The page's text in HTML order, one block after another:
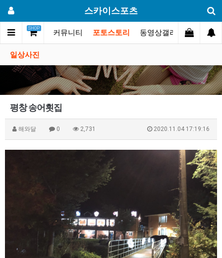
스카이스포츠
SHOP
카이스포츠? 커뮤니티 포토스토리 동영상갤러리 대회.행
일상사진
평창 송어횟집
해와달 0 2,731 2020.11.04 17:19:16